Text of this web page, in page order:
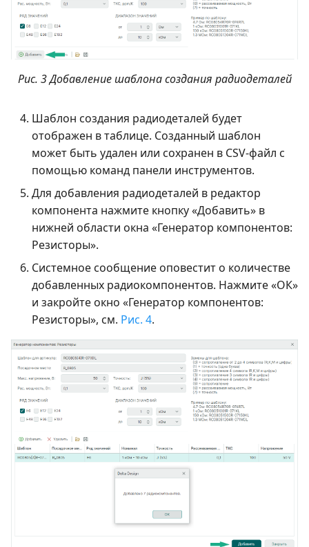
Рис. 3 Добавление шаблона создания радиодеталей
Шаблон создания радиодеталей будет
отображен в таблице. Созданный шаблон
может быть удален или сохранен в CSV-файл с
помощью команд панели инструментов.
Для добавления радиодеталей в редактор
компонента нажмите кнопку «Добавить» в
нижней области окна «Генератор компонентов:
Резисторы».
Системное сообщение оповестит о количестве
добавленных радиокомпонентов. Нажмите «ОК»
и закройте окно «Генератор компонентов:
Резисторы», см. Рис. 4.